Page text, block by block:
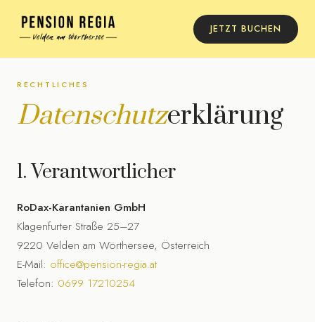
JETZT BUCHEN
RECHTLICHES
Datenschutzerklärung
1. Verantwortlicher
RoDax-Karantanien GmbH
Klagenfurter Straße 25–27
9220 Velden am Wörthersee, Österreich
E-Mail: office@pension-regia.at
Telefon: 0699 17210254